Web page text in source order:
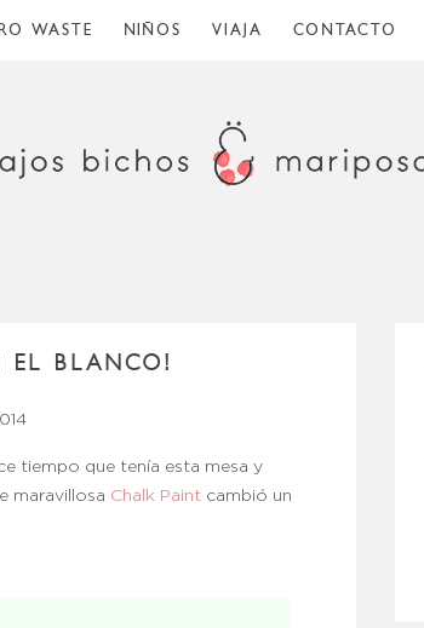
WASTE NIÑOS VIAJA CONTACTO
EL BLANCO!
tiempo que tenía esta mesa y
maravillosa Chalk Paint cambió un